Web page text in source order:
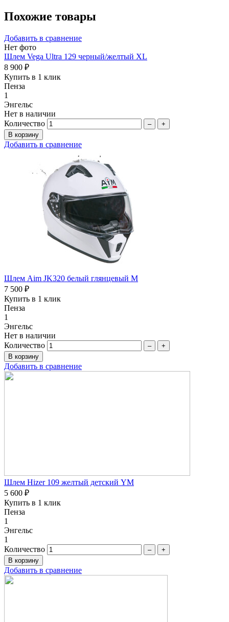
Похожие товары
Добавить в сравнение
Нет фото
Шлем Vega Ultra 129 черный/желтый XL
8 900 ₽
Купить в 1 клик
Пенза
1
Энгельс
Нет в наличии
Количество
– +
Добавить в сравнение
Шлем Aim JK320 белый глянцевый M
7 500 ₽
Купить в 1 клик
Пенза
1
Энгельс
Нет в наличии
Количество
– +
Добавить в сравнение
Шлем Hizer 109 желтый детский YM
5 600 ₽
Купить в 1 клик
Пенза
1
Энгельс
1
Количество
– +
Добавить в сравнение